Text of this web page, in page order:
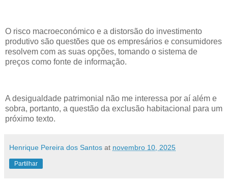
O risco macroeconómico e a distorsão do investimento
produtivo são questões que os empresários e consumidores
resolvem com as suas opções, tomando o sistema de
preços como fonte de informação.
A desigualdade patrimonial não me interessa por aí além e
sobra, portanto, a questão da exclusão habitacional para um
próximo texto.
Henrique Pereira dos Santos at novembro 10, 2025
Partilhar